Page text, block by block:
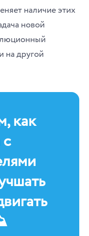
наличие этих
новой
на другой
как